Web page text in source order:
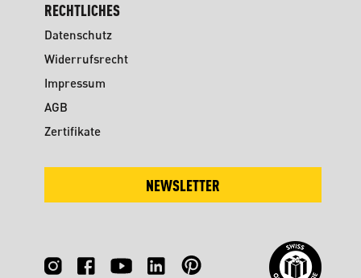
RECHTLICHES
Datenschutz
Widerrufsrecht
Impressum
AGB
Zertifikate
NEWSLETTER